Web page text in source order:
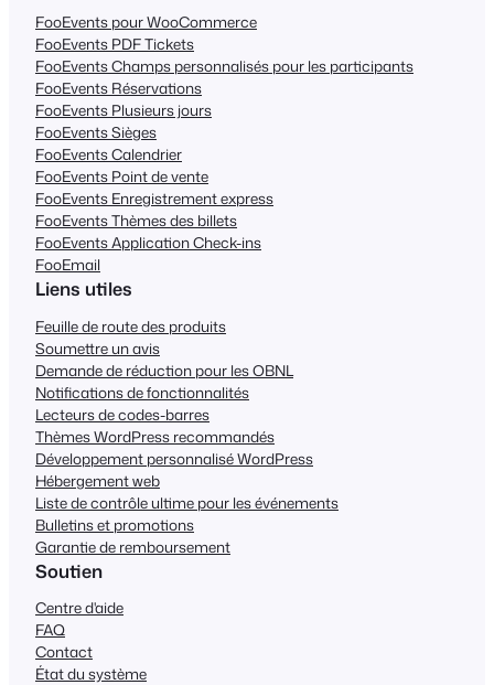
FooEvents pour WooCommerce
FooEvents PDF Tickets
FooEvents Champs personnalisés pour les participants
FooEvents Réservations
FooEvents Plusieurs jours
FooEvents Sièges
FooEvents Calendrier
FooEvents Point de vente
FooEvents Enregistrement express
FooEvents Thèmes des billets
FooEvents Application Check-ins
FooEmail
Liens utiles
Feuille de route des produits
Soumettre un avis
Demande de réduction pour les OBNL
Notifications de fonctionnalités
Lecteurs de codes-barres
Thèmes WordPress recommandés
Développement personnalisé WordPress
Hébergement web
Liste de contrôle ultime pour les événements
Bulletins et promotions
Garantie de remboursement
Soutien
Centre d'aide
FAQ
Contact
État du système